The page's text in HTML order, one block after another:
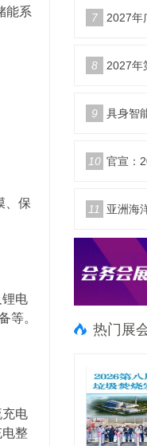
能系
、保
电
等。
电
整
7 2027年
8 2027年
9 具身智能展
10 官宣：
11 亚洲海洋
热门展